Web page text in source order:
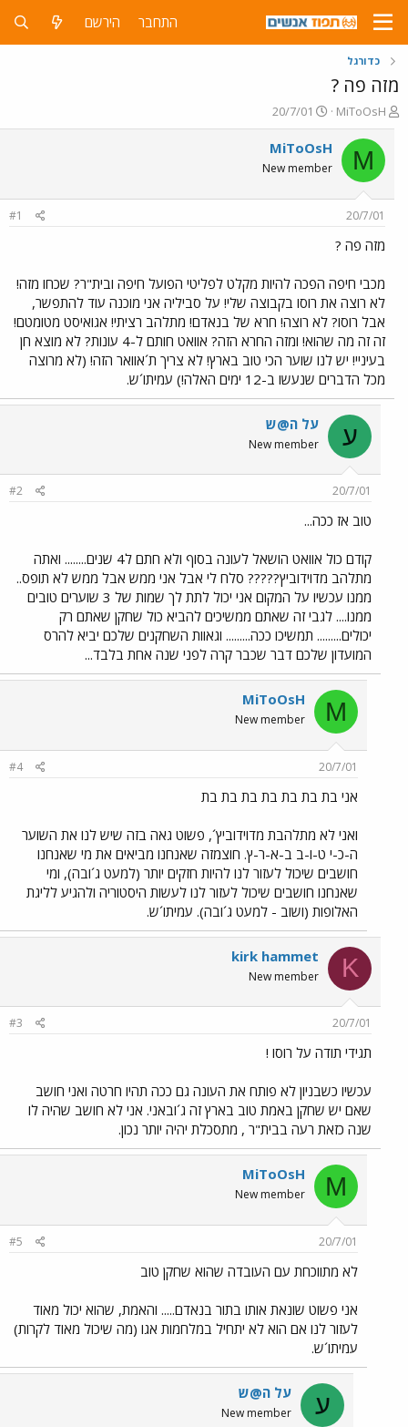
התחבר הירשם
כדורגל
מזה פה ?
פ
ו
ת
ח
ה
ש
א
MiToOsH
פ
ו
ר
ם
20/7/01
M
MiToOsH
New member
20/7/01
#1
מזה פה ?
מכבי חיפה הפכה להיות מקלט לפליטי הפועל חיפה ובית"ר? שכחו מזה!
לא רוצה את רוסו בקבוצה שלי! על סביליה אני מוכנה עוד להתפשר,
אבל רוסו? לא רוצה! חרא של בנאדם! מתלהב רציתי! אגואיסט מטומטם!
זה זה מה שהוא! ומזה החרא הזה? אוואט חותם ל-4 עונות? לא מוצא חן
בעיניי! יש לנו שוער הכי טוב בארץ! לא צריך ת´אוואר הזה! (לא מרוצה
מכל הדברים שנעשו ב-12 ימים האלה!) עמיתו´ש.
ע על ה@ש
New member
20/7/01
#2
טוב אז ככה...
קודם כול אוואט הושאל לעונה בסוף ולא חתם ל4 שנים........ ואתה
מתלהב מדוידוביץ????? סלח לי אבל אני ממש אבל ממש לא תופס..
ממנו עכשיו על המקום אני יכול לתת לך שמות של 3 שוערים טובים
ממנו.... לגבי זה שאתם ממשיכים להביא כול שחקן שאתם רק
יכולים......... תמשיכו ככה......... וגאוות השחקנים שלכם יביא להרס
המועדון שלכם דבר שכבר קרה לפני שנה אחת בלבד...
M
MiToOsH
New member
20/7/01
#4
אני בת בת בת בת בת בת בת
ואני לא מתלהבת מדוידוביץ´, פשוט גאה בזה שיש לנו את השוער
ה-כ-י ט-ו-ב ב-א-ר-ץ. חוצמזה שאנחנו מביאים את מי שאנחנו
חושבים שיכול לעזור לנו להיות חזקים יותר (למעט ג´ובה), ומי
שאנחנו חושבים שיכול לעזור לנו לעשות היסטוריה ולהגיע לליגת
האלופות (ושוב - למעט ג´ובה). עמיתו´ש.
K
kirk hammet
New member
20/7/01
#3
תגידי תודה על רוסו !
עכשיו כשבניון לא פותח את העונה גם ככה תהיו חרטה ואני חושב
שאם יש שחקן באמת טוב בארץ זה ג´ובאני. אני לא חושב שהיה לו
שנה כזאת רעה בבית"ר , מתסכלת יהיה יותר נכון.
M
MiToOsH
New member
20/7/01
#5
לא מתווכחת עם העובדה שהוא שחקן טוב
אני פשוט שונאת אותו בתור בנאדם..... והאמת, שהוא יכול מאוד
לעזור לנו אם הוא לא יתחיל במלחמות אגו (מה שיכול מאוד לקרות)
עמיתו´ש.
ע על ה@ש
New member